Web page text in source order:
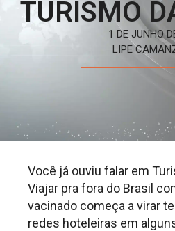
TURISMO
1 DE JUNHO
LIPE
Você já ouviu falar em
Viajar pra fora do Brasil
vacinado começa a virar
redes hoteleiras em